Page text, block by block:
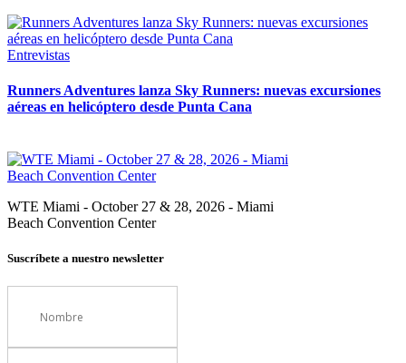
Entrevistas
Runners Adventures lanza Sky Runners: nuevas excursiones
aéreas en helicóptero desde Punta Cana
WTE Miami - October 27 & 28, 2026 - Miami
Beach Convention Center
Suscríbete a nuestro newsletter